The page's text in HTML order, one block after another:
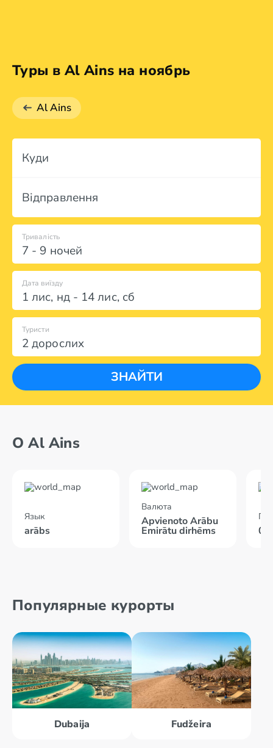
Туры в Al Ains на ноябрь
Al Ains
Куди
Відправлення
7 - 9 ночей
Тривалість
Дата виїзду
1 лис, нд- 14 лис, сб
2 дорослих
Туристи
ЗНАЙТИ
О Al Ains
Язык
arābs
Валюта
Apvienoto Arābu
Emirātu dirhēms
Популярные курорты
Dubaija Fudžeira